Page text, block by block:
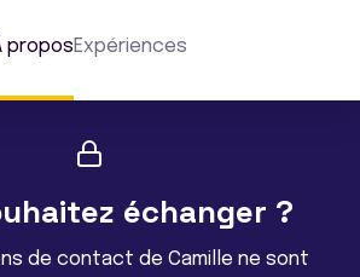
proposExpériences
échanger ?
de contact de Camille ne sont